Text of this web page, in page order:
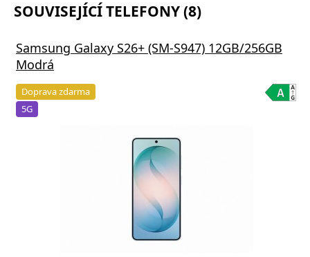
SOUVISEJÍCÍ TELEFONY (8)
Samsung Galaxy S26+ (SM-S947) 12GB/256GB
Modrá
Doprava zdarma
5G